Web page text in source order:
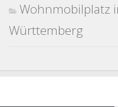
Wohnmobilplatz
Württemberg